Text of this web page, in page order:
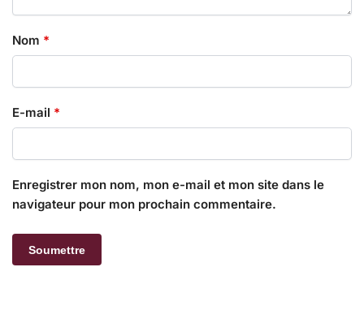
Nom *
E-mail *
Enregistrer mon nom, mon e-mail et mon site dans le
navigateur pour mon prochain commentaire.